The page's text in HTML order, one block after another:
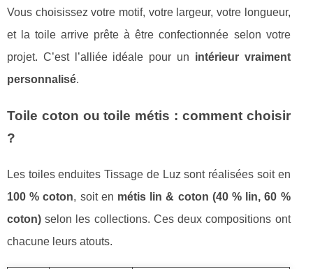
Vous choisissez votre motif, votre largeur, votre longueur,
et la toile arrive prête à être confectionnée selon votre
projet. C’est l’alliée idéale pour un intérieur vraiment
personnalisé.
Toile coton ou toile métis : comment choisir
?
Les toiles enduites Tissage de Luz sont réalisées soit en
100 % coton, soit en métis lin & coton (40 % lin, 60 %
coton) selon les collections. Ces deux compositions ont
chacune leurs atouts.